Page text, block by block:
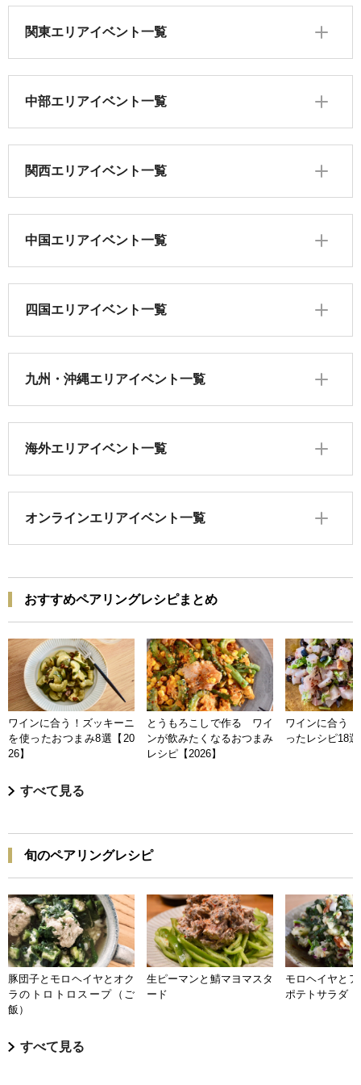
関東エリアイベント一覧
中部エリアイベント一覧
関西エリアイベント一覧
中国エリアイベント一覧
四国エリアイベント一覧
九州・沖縄エリアイベント一覧
海外エリアイベント一覧
オンラインエリアイベント一覧
おすすめペアリングレシピまとめ
ワインに合う！ズッキーニ
を使ったおつまみ8選【20
26】
とうもろこしで作る ワイ
ンが飲みたくなるおつまみ
レシピ【2026】
ワインに合う
ったレシピ18
すべて見る
旬のペアリングレシピ
豚団子とモロヘイヤとオク
ラのトロトロスープ（ご
飯）
生ピーマンと鯖マヨマスタ
ード
モロヘイヤと
ポテトサラダ
すべて見る